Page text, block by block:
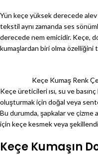
Yün keçe yüksek derecede
tekstil aynı zamanda ses
derecede nem emicidir. Keçe,
kumaşlardan biri olma özelliğini
Keçe Kumaş Renk
Keçe üreticileri ısı, su ve
oluşturmak için doğal veya
Bu durumda, şapkalar ve
için keçe kesmek veya
Keçe Kumaşın